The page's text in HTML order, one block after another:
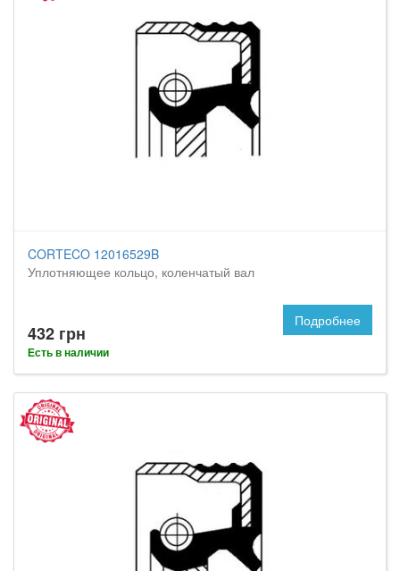
CORTECO 12016529B
Уплотняющее кольцо, коленчатый вал
432 грн
Есть в наличии
Подробнее